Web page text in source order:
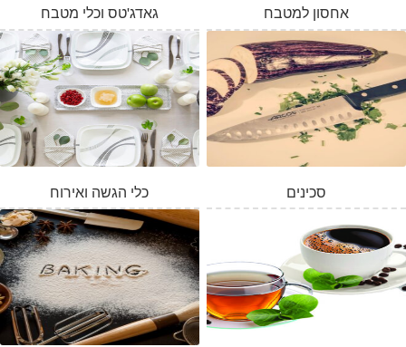
המלאי אזל
גאדג'טס וכלי מטבח אחסון למטבח
כלי הגשה ואירוח סכינים